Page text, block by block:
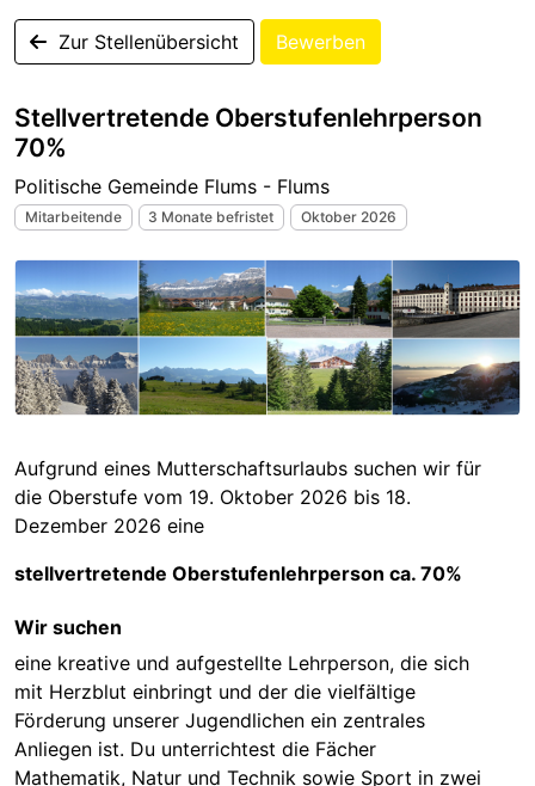
Zur Stellenübersicht Bewerben
Stellvertretende Oberstufenlehrperson
70%
Politische Gemeinde Flums - Flums
Mitarbeitende 3 Monate befristet Oktober 2026
Aufgrund eines Mutterschaftsurlaubs suchen wir für
die Oberstufe vom 19. Oktober 2026 bis 18.
Dezember 2026 eine
stellvertretende Oberstufenlehrperson ca. 70%
Wir suchen
eine kreative und aufgestellte Lehrperson, die sich
mit Herzblut einbringt und der die vielfältige
Förderung unserer Jugendlichen ein zentrales
Anliegen ist. Du unterrichtest die Fächer
Mathematik, Natur und Technik sowie Sport in zwei